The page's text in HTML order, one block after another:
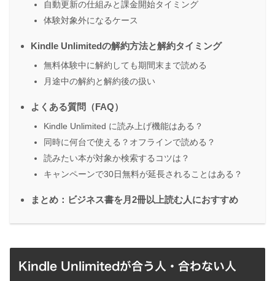
自動更新の仕組みと課金開始タイミング
体験対象外になるケース
Kindle Unlimitedの解約方法と解約タイミング
無料体験中に解約しても期間末まで読める
月途中の解約と解約後の扱い
よくある質問（FAQ）
Kindle Unlimited に読み上げ機能はある？
同時に何台で使える？オフラインで読める？
読みたい本が対象か検索するコツは？
キャンペーンで30日無料が延長されることはある？
まとめ：ビジネス書を月2冊以上読む人におすすめ
Kindle Unlimitedが合う人・合わない人